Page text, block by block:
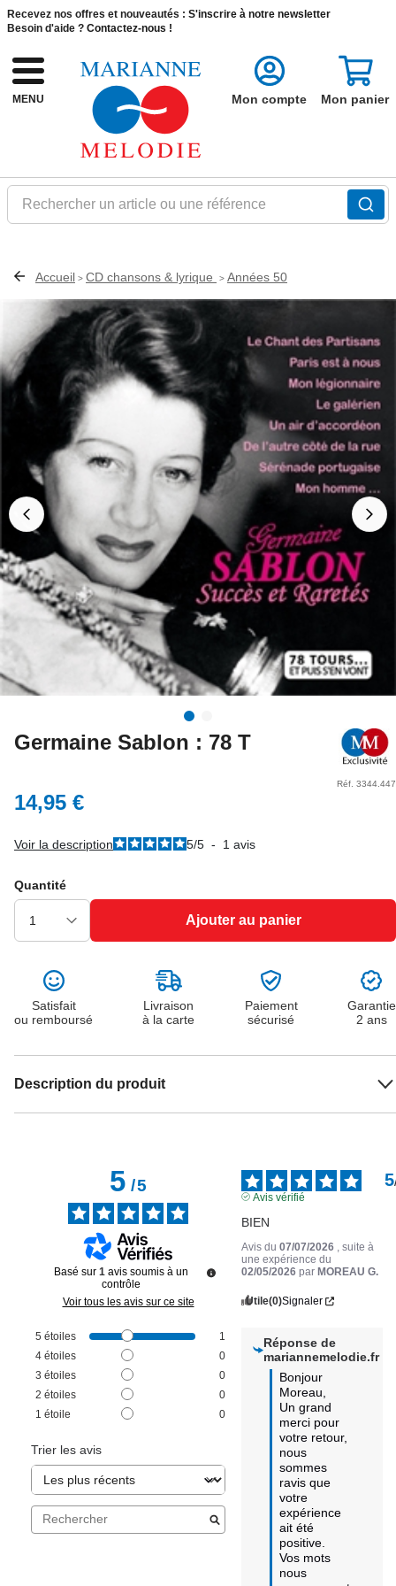
Recevez nos offres et nouveautés : S'inscrire à notre newsletter
Besoin d'aide ? Contactez-nous !
MENU
Rechercher un article ou une référence
Mon compte Mon panier
Accueil > CD chansons & lyrique > Années 50
Germaine Sablon : 78 T
Réf. 3344.447
14,95 €
Voir la description 5/5 - 1 avis
Quantité
Ajouter au panier
Satisfait
ou remboursé
Livraison
à la carte
Paiement
sécurisé
Garantie
2 ans
Description du produit
5/5
Basé sur 1 avis soumis à un
contrôle
Voir tous les avis sur ce site
5 étoiles
1
4 étoiles
0
3 étoiles
0
2 étoiles
0
1 étoile 0
Trier les avis
5
Avis vérifié
BIEN
Avis du07/07/2026 , suite à
une expérience du
02/05/2026 par MOREAU G.
Utile(0)Signaler
Réponse de
mariannemelodie.fr
Bonjour
Moreau,
Un grand
merci pour
votre retour,
nous
sommes
ravis que
votre
expérience
ait été
positive.
Vos mots
nous